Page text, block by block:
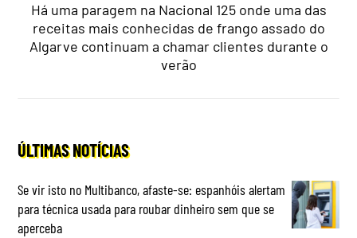
Há uma paragem na Nacional 125 onde uma das
receitas mais conhecidas de frango assado do
Algarve continuam a chamar clientes durante o
verão
ÚLTIMAS NOTÍCIAS
Se vir isto no Multibanco, afaste-se: espanhóis alertam
para técnica usada para roubar dinheiro sem que se
aperceba